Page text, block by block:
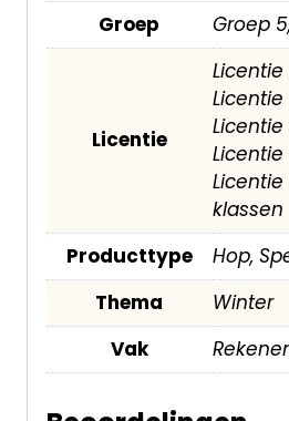
Groep Groep
Licentie
Licentie
klassen
Producttype
Hop,
Thema
Winter
Vak